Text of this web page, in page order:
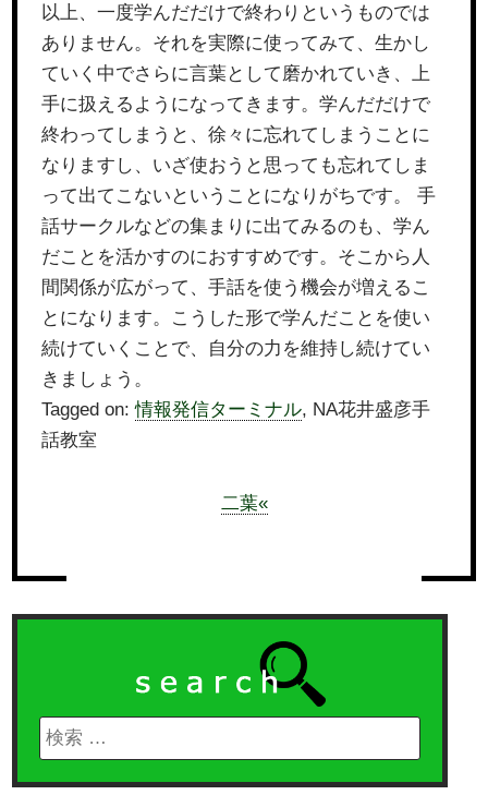
以上、一度学んだだけで終わりというものでは
ありません。それを実際に使ってみて、生かし
ていく中でさらに言葉として磨かれていき、上
手に扱えるようになってきます。学んだだけで
終わってしまうと、徐々に忘れてしまうことに
なりますし、いざ使おうと思っても忘れてしま
って出てこないということになりがちです。 手
話サークルなどの集まりに出てみるのも、学ん
だことを活かすのにおすすめです。そこから人
間関係が広がって、手話を使う機会が増えるこ
とになります。こうした形で学んだことを使い
続けていくことで、自分の力を維持し続けてい
きましょう。
Tagged on:情報発信ターミナル, NA花井盛彦手
話教室
二葉«